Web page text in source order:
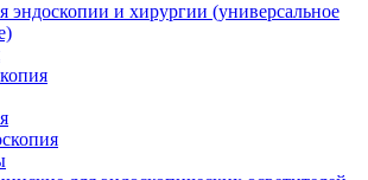
эндоскопии и хирургии (универсальное